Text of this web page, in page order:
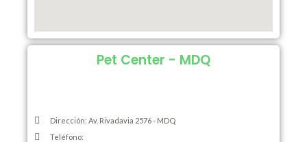
Pet Center - MDQ
Dirección: Av. Rivadavia 2576 - MDQ
Teléfono: